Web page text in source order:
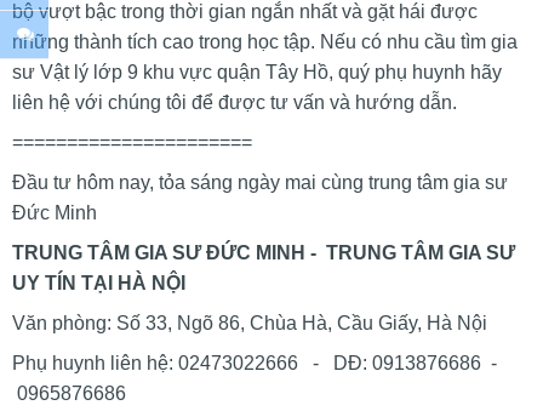
bộ vượt bậc trong thời gian ngắn nhất và gặt hái được
những thành tích cao trong học tập. Nếu có nhu cầu tìm gia
sư Vật lý lớp 9 khu vực quận Tây Hồ, quý phụ huynh hãy
liên hệ với chúng tôi để được tư vấn và hướng dẫn.
======================
Đầu tư hôm nay, tỏa sáng ngày mai cùng trung tâm gia sư
Đức Minh
TRUNG TÂM GIA SƯ ĐỨC MINH - TRUNG TÂM GIA SƯ
UY TÍN TẠI HÀ NỘI
Văn phòng: Số 33, Ngõ 86, Chùa Hà, Cầu Giấy, Hà Nội
Phụ huynh liên hệ: 02473022666 - DĐ: 0913876686 -
0965876686